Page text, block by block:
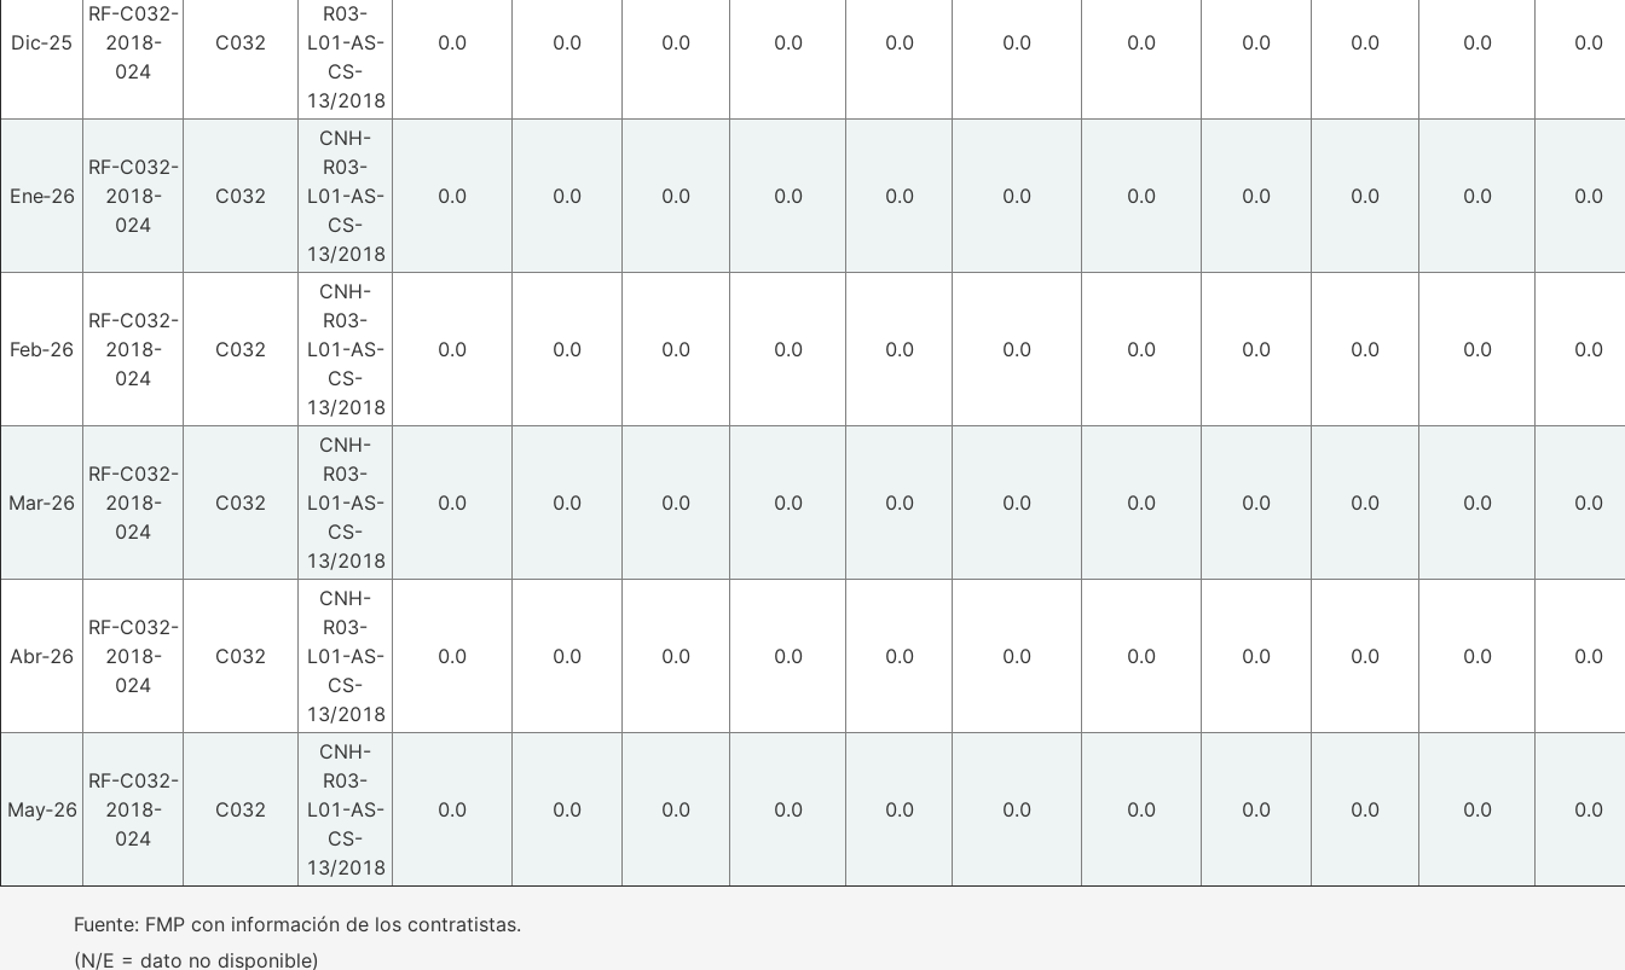
Dic‑25
RF-C032-
2018-
024
C032
R03-
L01-AS-
CS-
13/2018
0.0 0.0 0.0 0.0 0.0 0.0 0.0 0.0 0.0 0.0 0.0
Ene‑26
RF-C032-
2018-
024
C032
CNH-
R03-
L01-AS-
CS-
13/2018
0.0 0.0 0.0 0.0 0.0 0.0 0.0 0.0 0.0 0.0 0.0
Feb‑26
RF-C032-
2018-
024
C032
CNH-
R03-
L01-AS-
CS-
13/2018
0.0 0.0 0.0 0.0 0.0 0.0 0.0 0.0 0.0 0.0 0.0
Mar‑26
RF-C032-
2018-
024
C032
CNH-
R03-
L01-AS-
CS-
13/2018
0.0 0.0 0.0 0.0 0.0 0.0 0.0 0.0 0.0 0.0 0.0
Abr‑26
RF-C032-
2018-
024
C032
CNH-
R03-
L01-AS-
CS-
13/2018
0.0 0.0 0.0 0.0 0.0 0.0 0.0 0.0 0.0 0.0 0.0
May‑26
RF-C032-
2018-
024
C032
CNH-
R03-
L01-AS-
CS-
13/2018
0.0 0.0 0.0 0.0 0.0 0.0 0.0 0.0 0.0 0.0 0.0
Fuente: FMP con información de los contratistas.
(N/E = dato no disponible)